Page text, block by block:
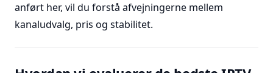
anført her, vil du forstå afvejningerne mellem
kanaludvalg, pris og stabilitet.